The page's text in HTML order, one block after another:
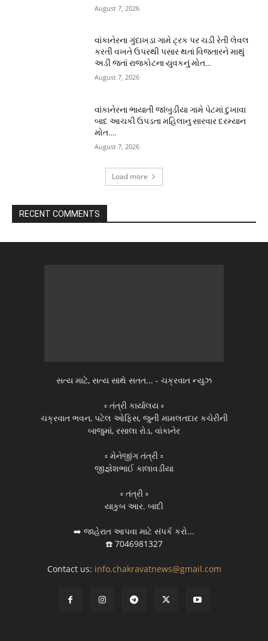
August 7, 2026
વાંકાનેરના ગુંદાખડા ગામે ટ્રક પર ચડી રેતી લેવલ
કરતી વખતે ઉપરથી પસાર થતાં વિજતારને માથું
અડી જતાં રાજકોટના યુવકનું મોત…
August 7, 2026
વાંકાનેરના ભાયાતી જાંબુડીયા ગામે પેટમાં દુખાવા
બાદ આચકી ઉપડતા મહિલાનુ સારવાર દરમ્યાન
મોત….
August 7, 2026
Load more
RECENT COMMENTS
સત્ય માટે, સત્ય સાથે સતત... - ચક્રવાત ન્યુઝ
▫️ તંત્રી કાર્યાલય ▫️
ચક્રવાત ભવન, પટેલ ઓફિસ, જુની મામલતદાર કચેરીની
બાજુમાં, રસાલા રોડ, વાંકાનેર
▫️ મેનેજીંગ તંત્રી ▫️
જીજ્ઞેશભાઈ કાલાવડીયા
▫️ તંત્રી ▫️
યાકુબ આર. બાદી
➡️ જાહેરાત આપવા માટે સંપર્ક કરો...
☎️ 7046981327
Contact us: info.chakravatnews@gmail.com